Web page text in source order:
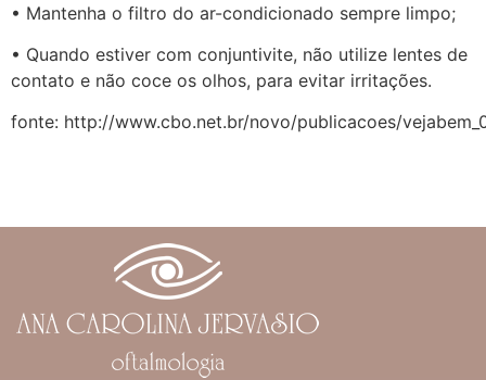
• Mantenha o filtro do ar-condicionado sempre limpo;
• Quando estiver com conjuntivite, não utilize lentes de
contato e não coce os olhos, para evitar irritações.
fonte: http://www.cbo.net.br/novo/publicacoes/